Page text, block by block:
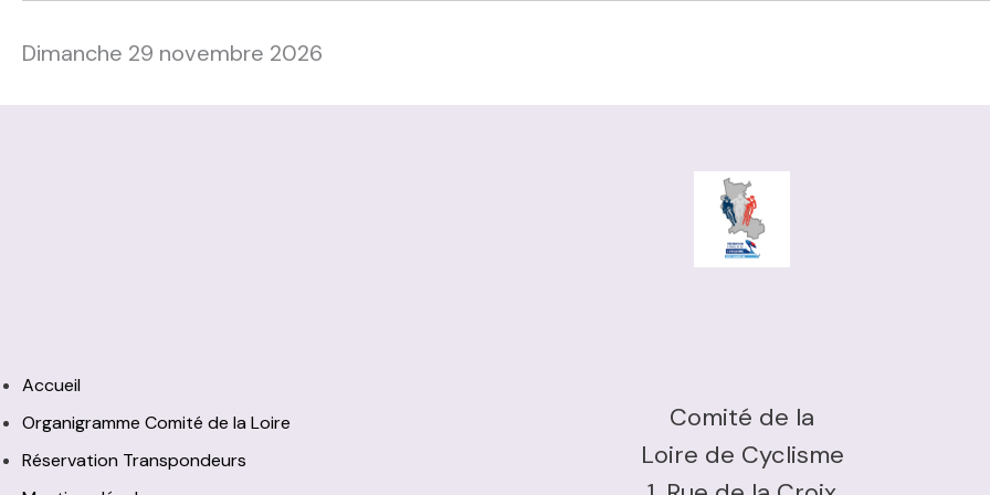
Dimanche 29 novembre 2026
Accueil
Organigramme Comité de la Loire
Réservation Transpondeurs
Comité de la
Loire de Cyclisme